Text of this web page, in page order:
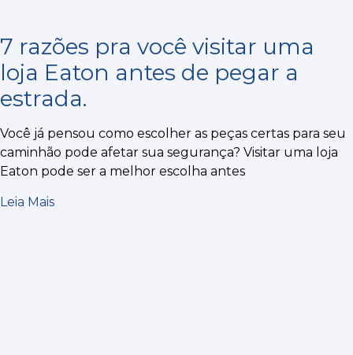
7 razões pra você visitar uma
loja Eaton antes de pegar a
estrada.
Você já pensou como escolher as peças certas para seu
caminhão pode afetar sua segurança? Visitar uma loja
Eaton pode ser a melhor escolha antes
Leia Mais